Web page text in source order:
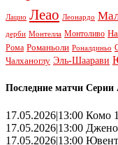
Лацио Леао Леонардо
дерби Монтелла Монтоливо
Рома Романьоли Роналдиньо
Чалханоглу Эль-Шаарави
Последние матчи
17.05.2026|13:00 Комо
17.05.2026|13:00
17.05.2026|13:00